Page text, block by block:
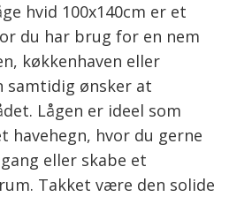
hvid 100x140cm er et
du har brug for en nem
køkkenhaven eller
samtidig ønsker at
Lågen er ideel som
havehegn, hvor du gerne
eller skabe et
Takket være den solide